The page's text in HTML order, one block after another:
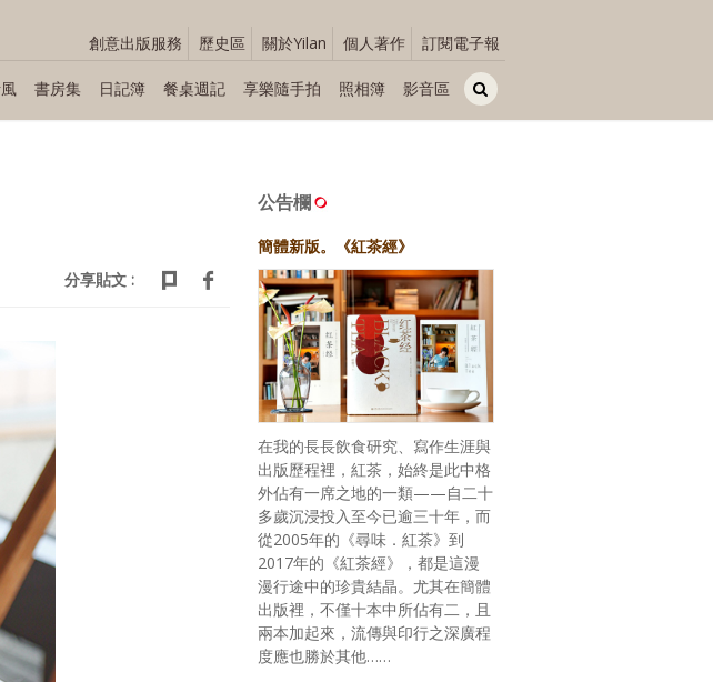
創意出版服務 歷史區 關於Yilan 個人著作 訂閱電子報
書房集 日記簿 餐桌週記 享樂隨手拍 照相簿 影音區
分享貼文 :
公告欄
簡體新版。《紅茶經》
在我的長長飲食研究、寫作生涯與
出版歷程裡，紅茶，始終是此中格
外佔有一席之地的一類——自二十
多歲沉浸投入至今已逾三十年，而
從2005年的《尋味．紅茶》到
2017年的《紅茶經》，都是這漫
漫行途中的珍貴結晶。尤其在簡體
出版裡，不僅十本中所佔有二，且
兩本加起來，流傳與印行之深廣程
度應也勝於其他……